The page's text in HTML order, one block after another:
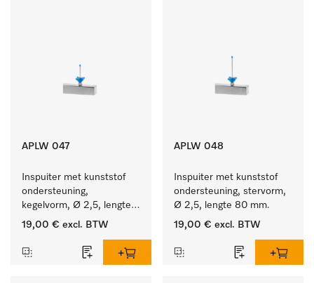
APLW 047
Inspuiter met kunststof
ondersteuning,
kegelvorm, Ø 2,5, lengte
50 mm.
19,00 € excl. BTW
APLW 048
Inspuiter met kunststof
ondersteuning, stervorm,
Ø 2,5, lengte 80 mm.
19,00 € excl. BTW